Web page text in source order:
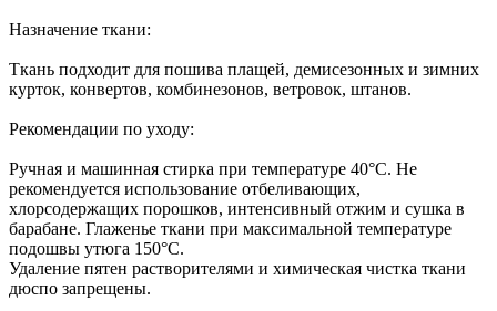
Назначение ткани:
Ткань подходит для пошива плащей, демисезонных и зимних
курток, конвертов, комбинезонов, ветровок, штанов.
Рекомендации по уходу:
Ручная и машинная стирка при температуре 40°С. Не
рекомендуется использование отбеливающих,
хлорсодержащих порошков, интенсивный отжим и сушка в
барабане. Глаженье ткани при максимальной температуре
подошвы утюга 150°С.
Удаление пятен растворителями и химическая чистка ткани
дюспо запрещены.